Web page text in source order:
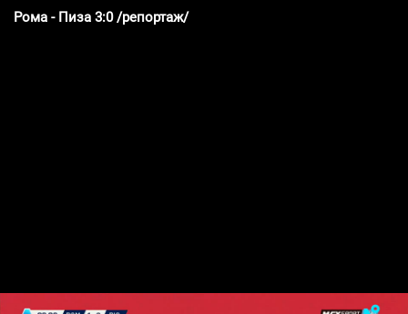
Рома - Пиза 3:0 /репортаж/